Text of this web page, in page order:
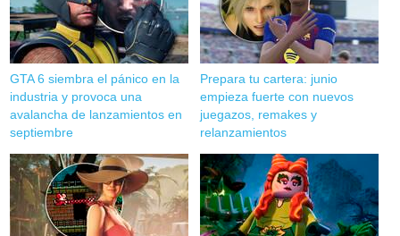
GTA 6 siembra el pánico en la
industria y provoca una
avalancha de lanzamientos en
septiembre
Prepara tu cartera: junio
empieza fuerte con nuevos
juegazos, remakes y
relanzamientos